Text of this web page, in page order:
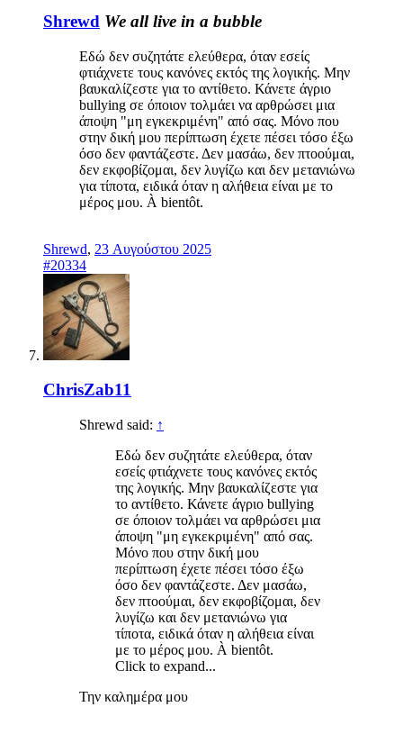
Shrewd We all live in a bubble
Εδώ δεν συζητάτε ελεύθερα, όταν εσείς
φτιάχνετε τους κανόνες εκτός της λογικής. Μην
βαυκαλίζεστε για το αντίθετο. Κάνετε άγριο
bullying σε όποιον τολμάει να αρθρώσει μια
άποψη "μη εγκεκριμένη" από σας. Μόνο που
στην δική μου περίπτωση έχετε πέσει τόσο έξω
όσο δεν φαντάζεστε. Δεν μασάω, δεν πτοούμαι,
δεν εκφοβίζομαι, δεν λυγίζω και δεν μετανιώνω
για τίποτα, ειδικά όταν η αλήθεια είναι με το
μέρος μου. À bientôt.
Shrewd, 23 Αυγούστου 2025
#20334
ChrisZab11
Shrewd said: ↑
Εδώ δεν συζητάτε ελεύθερα, όταν
εσείς φτιάχνετε τους κανόνες εκτός
της λογικής. Μην βαυκαλίζεστε για
το αντίθετο. Κάνετε άγριο bullying
σε όποιον τολμάει να αρθρώσει μια
άποψη "μη εγκεκριμένη" από σας.
Μόνο που στην δική μου
περίπτωση έχετε πέσει τόσο έξω
όσο δεν φαντάζεστε. Δεν μασάω,
δεν πτοούμαι, δεν εκφοβίζομαι, δεν
λυγίζω και δεν μετανιώνω για
τίποτα, ειδικά όταν η αλήθεια είναι
με το μέρος μου. À bientôt.
Click to expand...
Την καλημέρα μου